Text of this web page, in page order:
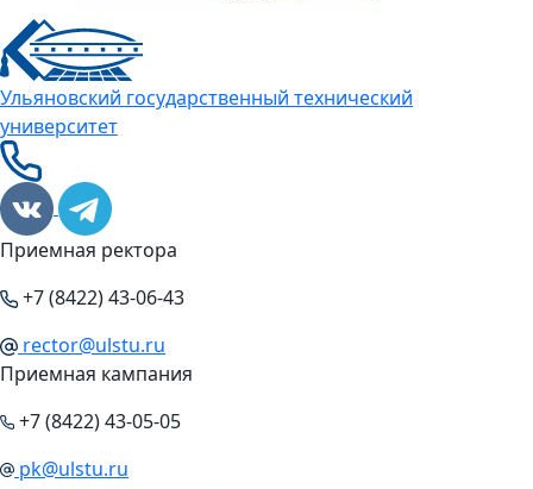
Ульяновский государственный технический
университет
Приемная ректора
+7 (8422) 43-06-43
rector@ulstu.ru
Приемная кампания
+7 (8422) 43-05-05
pk@ulstu.ru